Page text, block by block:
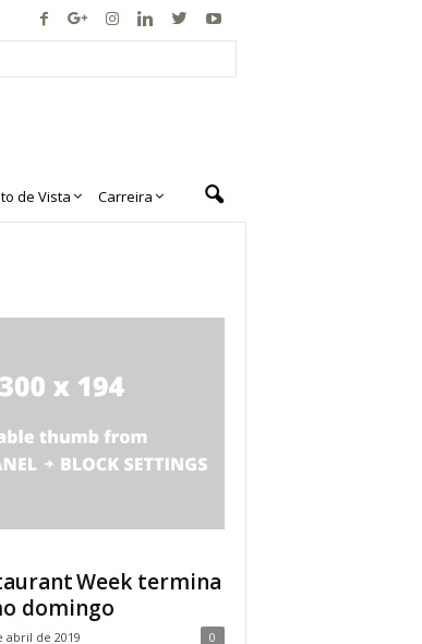
de Vista Carreira
Week termina
domingo
abril de 2019 0